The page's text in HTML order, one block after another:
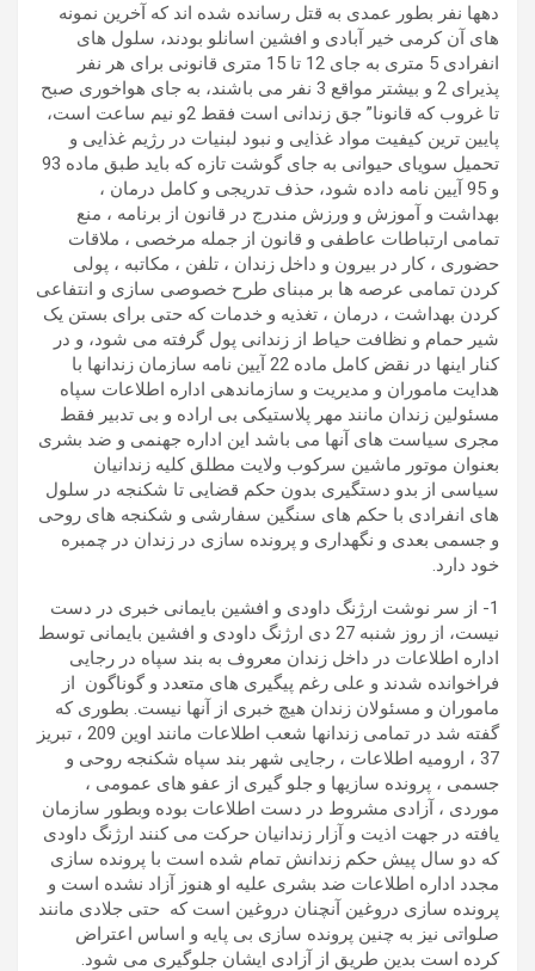
دهها نفر بطور عمدی به قتل رسانده شده اند که آخرین نمونه
های آن کرمی خیر آبادی و افشین اسانلو بودند، سلول های
انفرادی 5 متری به جای 12 تا 15 متری قانونی برای هر نفر
پذیرای 2 و بیشتر مواقع 3 نفر می باشند، به جای هواخوری صبح
تا غروب که قانونا” جق زندانی است فقط 2و نیم ساعت است،
پایین ترین کیفیت مواد غذایی و نبود لبنیات در رژیم غذایی و
تحمیل سویای حیوانی به جای گوشت تازه که باید طبق ماده 93
و 95 آیین نامه داده شود، حذف تدریجی و کامل درمان ،
بهداشت و آموزش و ورزش مندرج در قانون از برنامه ، منع
تمامی ارتباطات عاطفی و قانون از جمله مرخصی ، ملاقات
حضوری ، کار در بیرون و داخل زندان ، تلفن ، مکاتبه ، پولی
کردن تمامی عرصه ها بر مبنای طرح خصوصی سازی و انتفاعی
کردن بهداشت ، درمان ، تغذیه و خدمات که حتی برای بستن یک
شیر حمام و نظافت حیاط از زندانی پول گرفته می شود، و در
کنار اینها در نقض کامل ماده 22 آیین نامه سازمان زندانها با
هدایت ماموران و مدیریت و سازماندهی اداره اطلاعات سپاه
مسئولین زندان مانند مهر پلاستیکی بی اراده و بی تدبیر فقط
مجری سیاست های آنها می باشد این اداره جهنمی و ضد بشری
بعنوان موتور ماشین سرکوب ولایت مطلق کلیه زندانیان
سیاسی از بدو دستگیری بدون حکم قضایی تا شکنجه در سلول
های انفرادی با حکم های سنگین سفارشی و شکنجه های روحی
و جسمی بعدی و نگهداری و پرونده سازی در زندان در چمبره
خود دارد.
1- از سر نوشت ارژنگ داودی و افشین بایمانی خبری در دست
نیست، از روز شنبه 27 دی ارژنگ داودی و افشین بایمانی توسط
اداره اطلاعات در داخل زندان معروف به بند سپاه در رجایی
فراخوانده شدند و علی رغم پیگیری های متعدد و گوناگون از
ماموران و مسئولان زندان هیچ خبری از آنها نیست. بطوری که
گفته شد در تمامی زندانها شعب اطلاعات مانند اوین 209 ، تبریز
37 ، ارومیه اطلاعات ، رجایی شهر بند سپاه شکنجه روحی و
جسمی ، پرونده سازیها و جلو گیری از عفو های عمومی ،
موردی ، آزادی مشروط در دست اطلاعات بوده وبطور سازمان
یافته در جهت اذیت و آزار زندانیان حرکت می کنند ارژنگ داودی
که دو سال پیش حکم زندانش تمام شده است با پرونده سازی
مجدد اداره اطلاعات ضد بشری علیه او هنوز آزاد نشده است و
پرونده سازی دروغین آنچنان دروغین است که حتی جلادی مانند
صلواتی نیز به چنین پرونده سازی بی پایه و اساس اعتراض
کرده است بدین طریق از آزادی ایشان جلوگیری می شود.